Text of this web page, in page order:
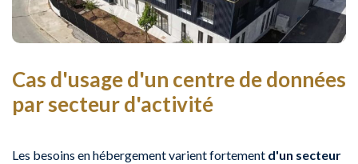
Cas d'usage d'un centre de données
par secteur d'activité
Les besoins en hébergement varient fortement d'un secteur